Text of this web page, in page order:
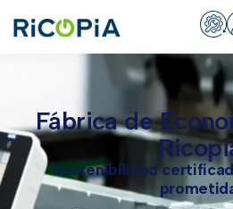
Fábrica de
Sostenibilidad